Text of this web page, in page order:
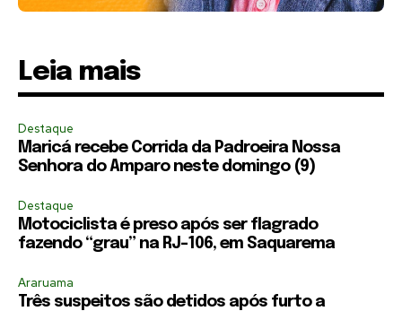
Leia mais
Destaque
Maricá recebe Corrida da Padroeira Nossa
Senhora do Amparo neste domingo (9)
Destaque
Motociclista é preso após ser flagrado
fazendo “grau” na RJ-106, em Saquarema
Araruama
Três suspeitos são detidos após furto a